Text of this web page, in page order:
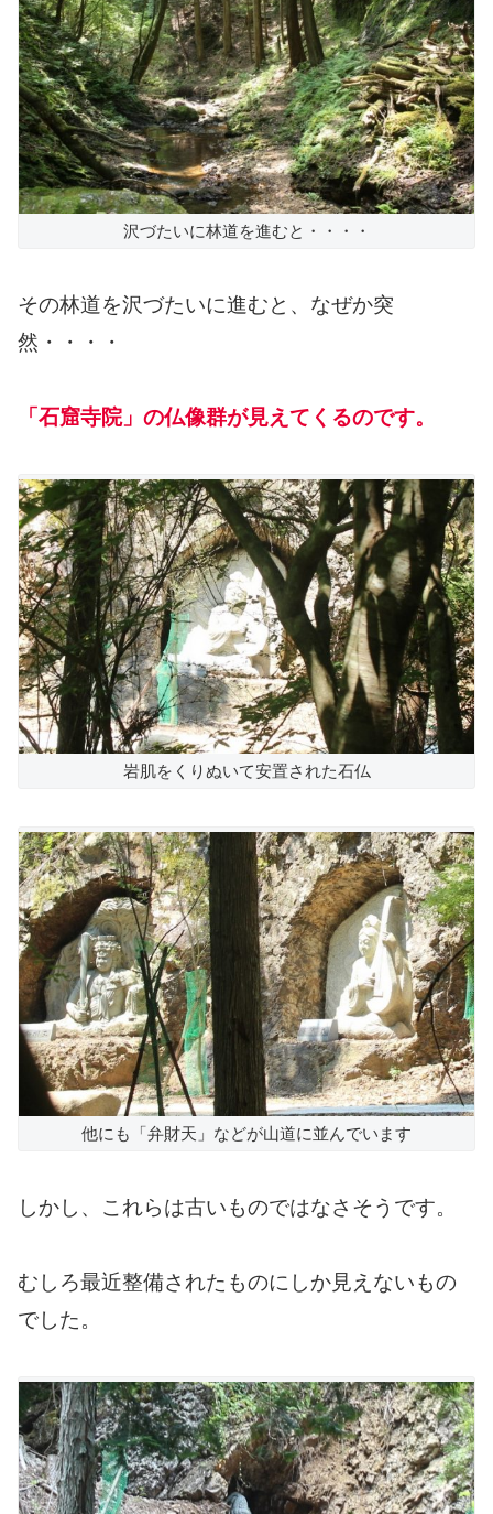
沢づたいに林道を進むと・・・・
その林道を沢づたいに進むと、なぜか突
然・・・・
「石窟寺院」の仏像群が見えてくるのです。
岩肌をくりぬいて安置された石仏
他にも「弁財天」などが山道に並んでいます
しかし、これらは古いものではなさそうです。
むしろ最近整備されたものにしか見えないもの
でした。